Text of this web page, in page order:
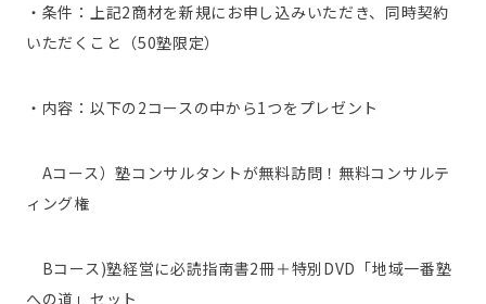
・条件：上記2商材を新規にお申し込みいただき、同時契約
いただくこと（50塾限定）
・内容：以下の2コースの中から1つをプレゼント
Aコース）塾コンサルタントが無料訪問！無料コンサルテ
ィング権
Bコース)塾経営に必読指南書2冊＋特別DVD「地域一番塾
への道」セット